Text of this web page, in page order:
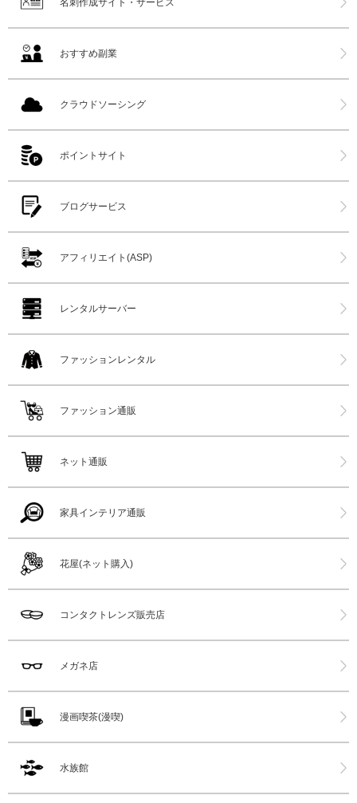
名刺作成サイト・サービス
おすすめ副業
クラウドソーシング
ポイントサイト
ブログサービス
アフィリエイト(ASP)
レンタルサーバー
ファッションレンタル
ファッション通販
ネット通販
家具インテリア通販
花屋(ネット購入)
コンタクトレンズ販売店
メガネ店
漫画喫茶(漫喫)
水族館